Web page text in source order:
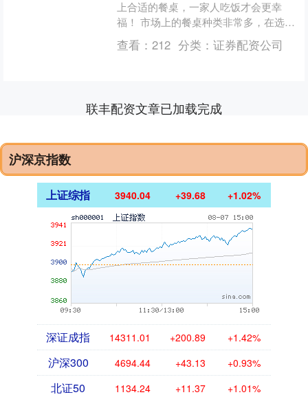
上合适的餐桌，一家人吃饭才会更幸
福！ 市场上的餐桌种类非常多，在选购
时很多人都不知道从何下手，要是选购
不正确，难免会觉得占地方....
查看： 212 分类： 证券配资公司
联丰配资文章已加载完成
沪深京指数
上证综指 3940.04 +39.68 +1.02%
深证成指 14311.01 +200.89 +1.42%
沪深300 4694.44 +43.13 +0.93%
北证50 1134.24 +11.37 +1.01%